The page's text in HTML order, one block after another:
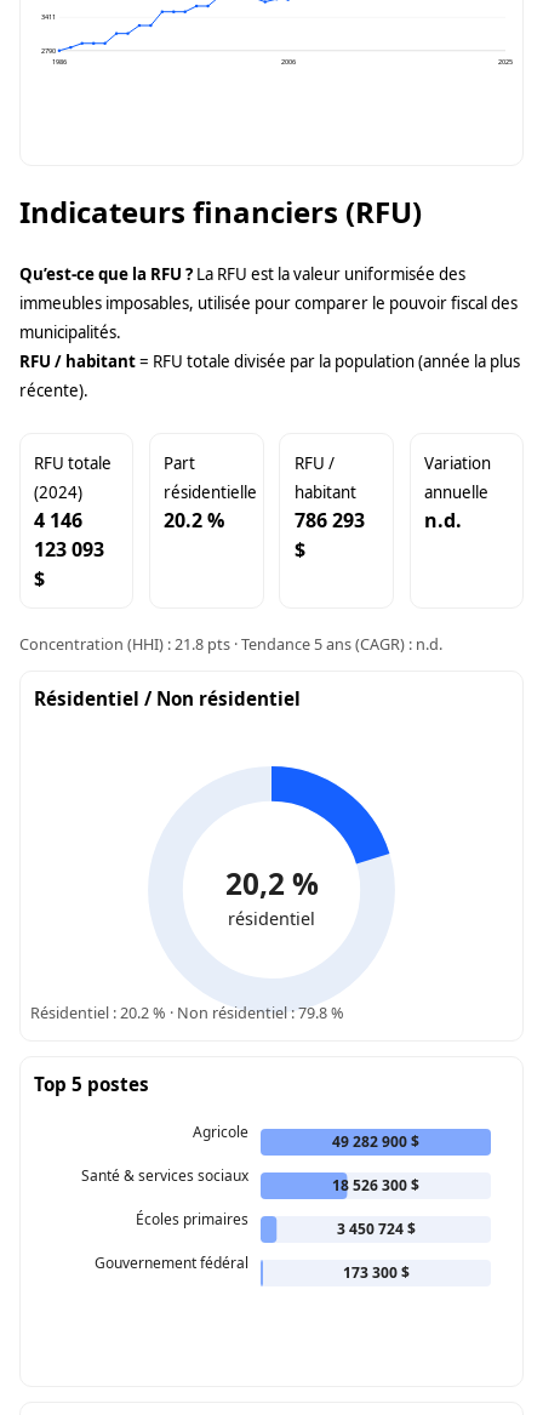
3411
2790
1986
2006 2025
Indicateurs financiers (RFU)
Qu’est-ce que la RFU ? La RFU est la valeur uniformisée des
immeubles imposables, utilisée pour comparer le pouvoir fiscal des
municipalités.
RFU / habitant= RFU totale divisée par la population (année la plus
récente).
RFU totale
(2024)
4 146
123 093
$
Part
résidentielle
20.2 %
RFU /
habitant
786 293
$
Variation
annuelle
n.d.
Concentration (HHI) : 21.8 pts · Tendance 5 ans (CAGR) : n.d.
Résidentiel / Non résidentiel
20,2 %
résidentiel
Résidentiel : 20.2 % · Non résidentiel : 79.8 %
Top 5 postes
Agricole
49 282 900 $
Santé & services sociaux
18 526 300 $
Écoles primaires
3 450 724 $
Gouvernement fédéral
173 300 $